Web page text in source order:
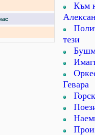
Към
тези
Гевара